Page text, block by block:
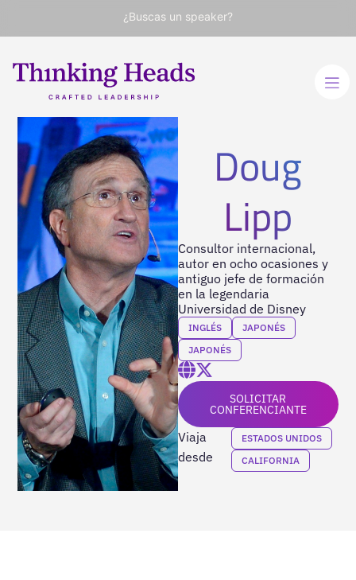
¿Buscas un speaker?
Doug
Lipp
Consultor internacional,
autor en ocho ocasiones y
antiguo jefe de formación
en la legendaria
Universidad de Disney
INGLÉS
JAPONÉS
JAPONÉS
SOLICITAR
CONFERENCIANTE
Viaja
desde
ESTADOS UNIDOS
CALIFORNIA